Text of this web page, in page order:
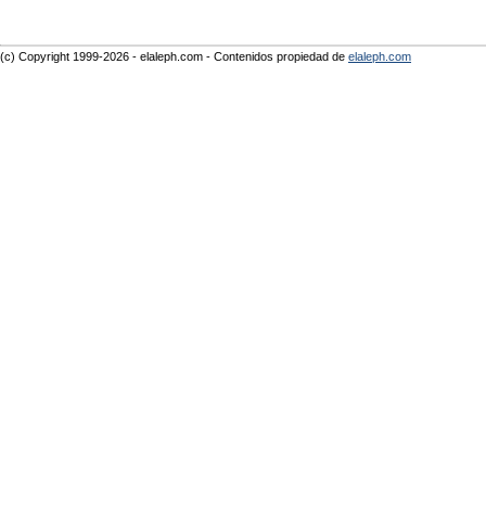
(c) Copyright 1999-2026 - elaleph.com - Contenidos propiedad de elaleph.com